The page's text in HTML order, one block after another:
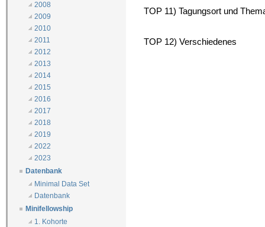
2008
2009
2010
2011
2012
2013
2014
2015
2016
2017
2018
2019
2022
2023
Datenbank
Minimal Data Set
Datenbank
Minifellowship
1. Kohorte
TOP 11) Tagungsort und
TOP 12) Verschiedenes